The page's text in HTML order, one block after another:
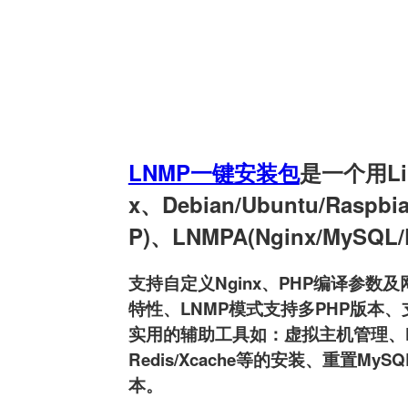
LNMP一键安装包是一个用
x、Debian/Ubuntu/
P)、LNMPA(Nginx/
支持自定义Nginx、PHP编译参数及
特性、LNMP模式支持多PHP版本
实用的辅助工具如：虚拟主机管理
Redis/Xcache等的安装、重置
本。